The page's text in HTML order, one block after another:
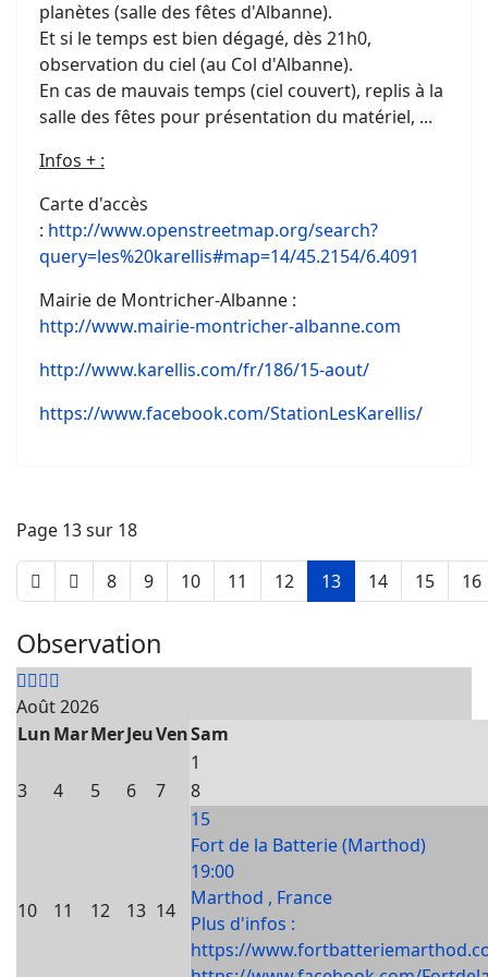
planètes (salle des fêtes d'Albanne).
Et si le temps est bien dégagé, dès 21h0,
observation du ciel (au Col d'Albanne).
En cas de mauvais temps (ciel couvert), replis à la
salle des fêtes pour présentation du matériel, ...
Infos + :
Carte d'accès
: http://www.openstreetmap.org/search?
query=les%20karellis#map=14/45.2154/6.4091
Mairie de Montricher-Albanne :
http://www.mairie-montricher-albanne.com
http://www.karellis.com/fr/186/15-aout/
https://www.facebook.com/StationLesKarellis/
Page 13 sur 18
8 9 10 11 12 13 14 15 16
Observation
Août 2026
LunMarMerJeuVenSam
1
3
4 5 6 7 8
10 11 12 13 14
15
Fort de la Batterie (Marthod)
19:00
Marthod , France
Plus d'infos :
https://